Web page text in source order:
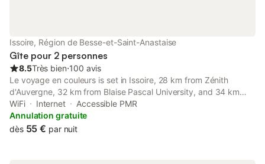
Issoire, Région de Besse-et-Saint-Anastaise
Gîte pour 2 personnes
8.5Très bien⋅100 avis
Le voyage en couleurs is set in Issoire, 28 km from Zénith
d'Auvergne, 32 km from Blaise Pascal University, and 34 km
from Clermont-Ferrand Train Station.
WiFi Internet
Accessible PMR
Annulation gratuite
dès 55 € par nuit